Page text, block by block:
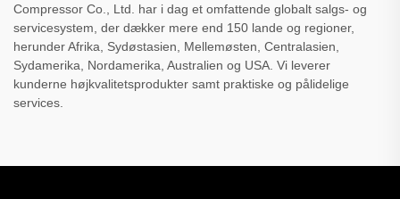
Compressor Co., Ltd. har i dag et omfattende globalt salgs- og
servicesystem, der dækker mere end 150 lande og regioner,
herunder Afrika, Sydøstasien, Mellemøsten, Centralasien,
Sydamerika, Nordamerika, Australien og USA. Vi leverer
kunderne højkvalitetsprodukter samt praktiske og pålidelige
services.